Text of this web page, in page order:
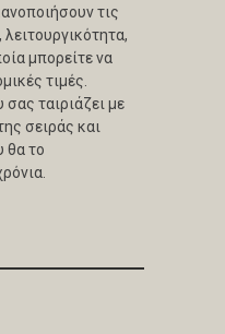
τις
μπορείτε να
τιμές.
ταιριάζει με
σειράς και
θα το